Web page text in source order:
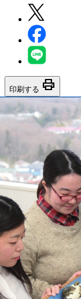
印刷する print